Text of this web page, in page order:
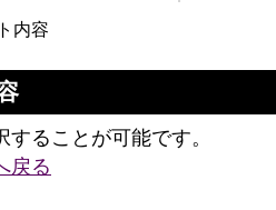
内容
ることが可能です。
戻る